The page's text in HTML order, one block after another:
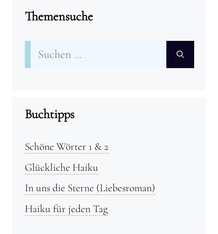
Themensuche
Suchen
nach:
Buchtipps
Schöne Wörter 1 & 2
Glückliche Haiku
In uns die Sterne (Liebesroman)
Haiku für jeden Tag